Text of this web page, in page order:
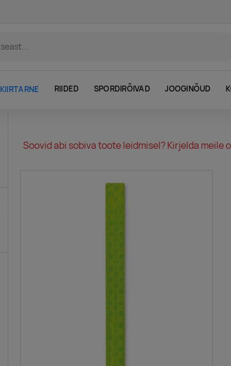
KIIRTARNE RIIDED SPORDIRÕIVAD JOOGINÕUD
Soovid abi sobiva toote leidmisel? Kirjelda meile